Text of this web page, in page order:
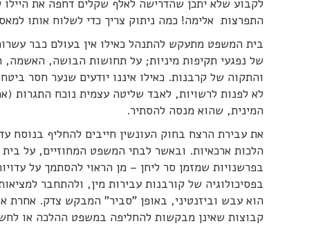
לקבוע שלא יתכן שהדרישה לאלף שקלים דחפה את
התפרצות אלימה! כמה ניתוק צריך כדי לשלוח אותו
בית המשפט מתעקש להתנהל כאילו אין בעולם כבר
של נפגעי תקיפות מיניות; על תחושות הבושה, האשמה,
והתקוה של קרבנות. כאילו איננו יודעים שנער חסר
לא לפנות לרשויות, לאבד שליטה עצמית נוכח התגרות
המינית, שהוא מנסה להסתיר.
את עבירת הרצח בחוק העונשין חייבים להחליף בנוסח
הלכות ארכאיות. ובאשר לבתי המשפט המחוזיים, על
בפרשנויות שמזמן סר ליחן – מן הראוי להסתמך על
בפסיכולוגיה של קורבנות עבירות מין, ולהתחבר
הוא עבש וביזנטיני, באופן "סביר" המבקש צדק.
קבוצות שאינן מבקשות להחליפה במשפט ההלכה או